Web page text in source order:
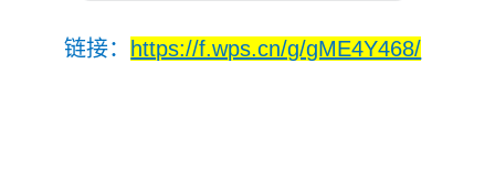
链接： https://f.wps.cn/g/gME4Y468/